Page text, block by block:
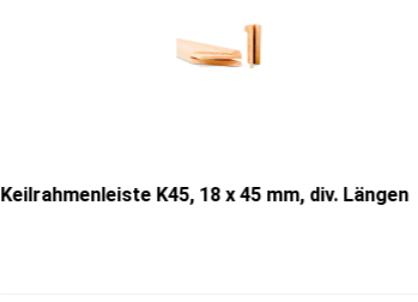
Keilrahmenleiste K45, 18 x 45 mm, div. Längen